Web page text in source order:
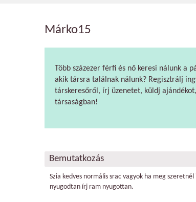
Márko15
Több százezer férfi és nő keresi nálunk
akik társra találnak nálunk? Regisztrálj
társkeresőről, írj üzenetet, küldj
társaságban!
Bemutatkozás
Szia kedves normális srac vagyok ha meg
nyugodtan írj ram nyugottan.